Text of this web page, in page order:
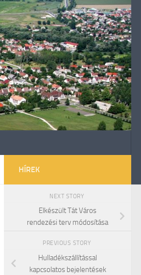
HÍREK
NEXT STORY
Elkészült Tát Város
rendezési terv módosítása
PREVIOUS STORY
Hulladékszállítással
kapcsolatos bejelentések